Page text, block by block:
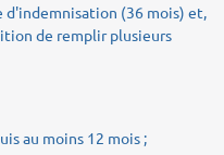
d'indemnisation (36 mois) et,
de remplir plusieurs
au moins 12 mois ;